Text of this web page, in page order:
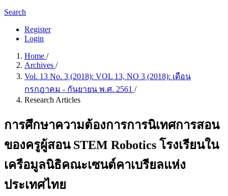
Search
Register
Login
Home /
Archives /
Vol. 13 No. 3 (2018): VOL 13, NO 3 (2018): เดือน
กรกฎาคม - กันยายน พ.ศ. 2561 /
Research Articles
การศึกษาความต้องการการนิเทศการสอน
ของครูผู้สอน STEM Robotics โรงเรียนใน
เครือมูลนิธิคณะเซนต์คาเบรียลแห่ง
ประเทศไทย